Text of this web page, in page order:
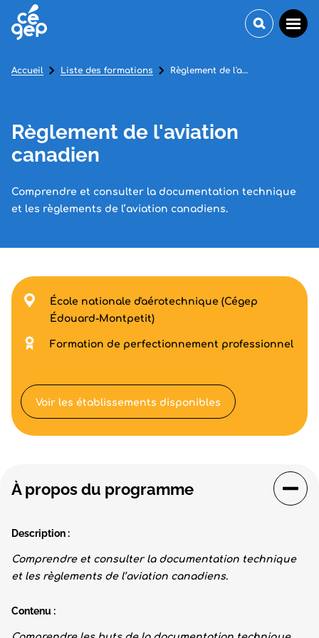
Règlement de l'aviation
canadien
Comprendre et consulter la documentation technique
et les règlements de l’aviation canadiens.
Accueil Liste des formations Règlement de l'aviation canadien
À propos du programme
Description :
Comprendre et consulter la documentation technique
et les règlements de l’aviation canadiens.
Contenu :
École nationale d'aérotechnique (Cégep
Édouard-Montpetit)
Formation de perfectionnement professionnel
Voir les établissements disponibles